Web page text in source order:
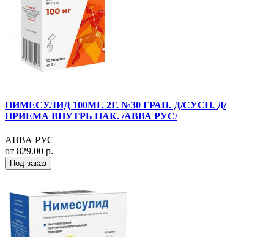
НИМЕСУЛИД 100МГ. 2Г. №30 ГРАН. Д/СУСП. Д/
ПРИЕМА ВНУТРЬ ПАК. /АВВА РУС/
АВВА РУС
от 829.00 р.
Под заказ